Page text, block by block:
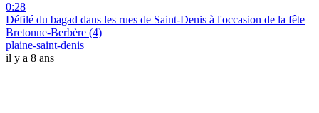
0:28
Défilé du bagad dans les rues de Saint-Denis à l'occasion de la fête
Bretonne-Berbère (4)
plaine-saint-denis
il y a 8 ans